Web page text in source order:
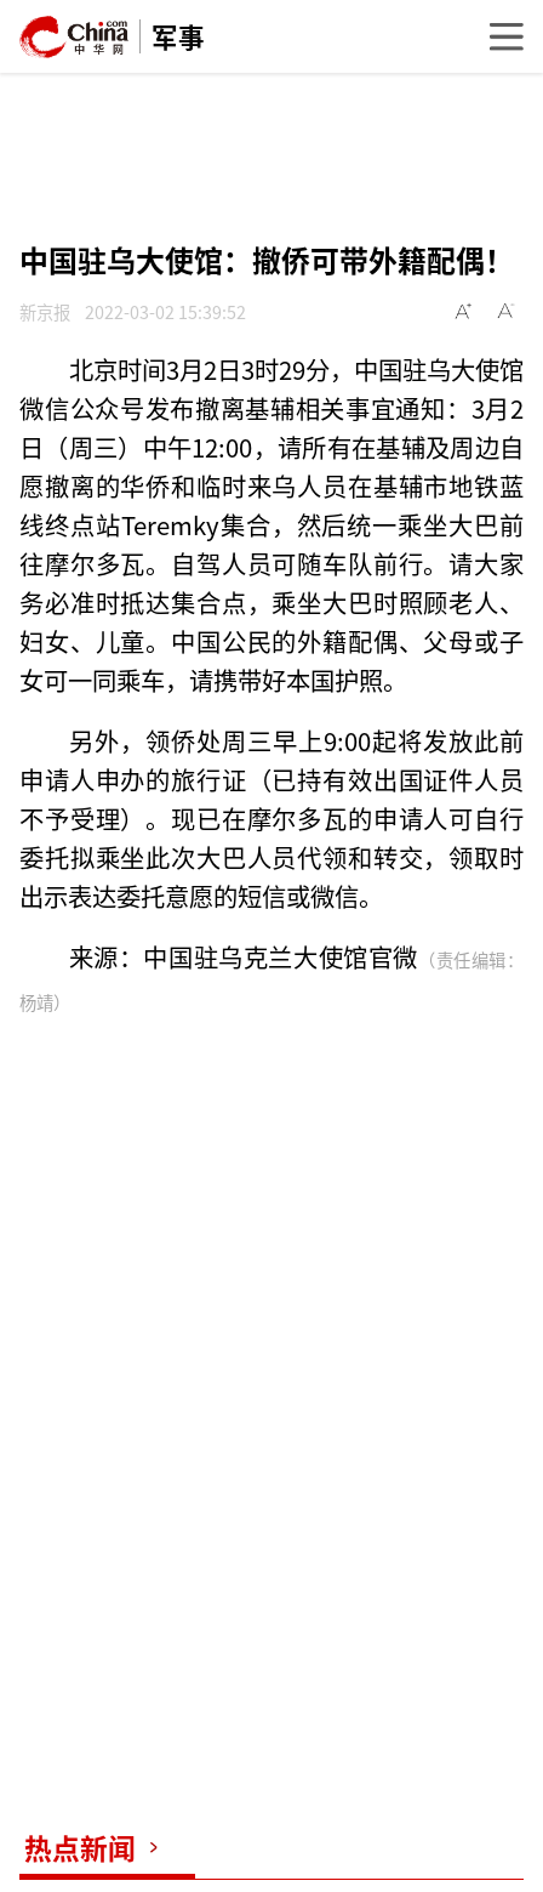
军事
中国驻乌大使馆：撤侨可带外籍配偶！
新京报 2022-03-02 15:39:52
北京时间3月2日3时29分，中国驻乌大使馆
微信公众号发布撤离基辅相关事宜通知：3月2
日（周三）中午12:00，请所有在基辅及周边自
愿撤离的华侨和临时来乌人员在基辅市地铁蓝
线终点站Teremky集合，然后统一乘坐大巴前
往摩尔多瓦。自驾人员可随车队前行。请大家
务必准时抵达集合点，乘坐大巴时照顾老人、
妇女、儿童。中国公民的外籍配偶、父母或子
女可一同乘车，请携带好本国护照。
另外，领侨处周三早上9:00起将发放此前
申请人申办的旅行证（已持有效出国证件人员
不予受理）。现已在摩尔多瓦的申请人可自行
委托拟乘坐此次大巴人员代领和转交，领取时
出示表达委托意愿的短信或微信。
来源：中国驻乌克兰大使馆官微 （责任编辑：
杨靖）
热点新闻